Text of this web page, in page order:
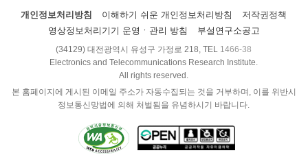
개인정보처리방침 이해하기 쉬운 개인정보처리방침
저작권정책
영상정보처리기기 운영ㆍ관리 방침
부설연구소공고
(34129) 대전광역시 유성구 가정로 218, TEL 1466-38
Electronics and Telecommunications Research Institute.
All rights reserved.
본 홈페이지에 게시된 이메일 주소가 자동수집되는 것을 거부하며, 이를 위반시
정보통신망법에 의해 처벌됨을 유념하시기 바랍니다.